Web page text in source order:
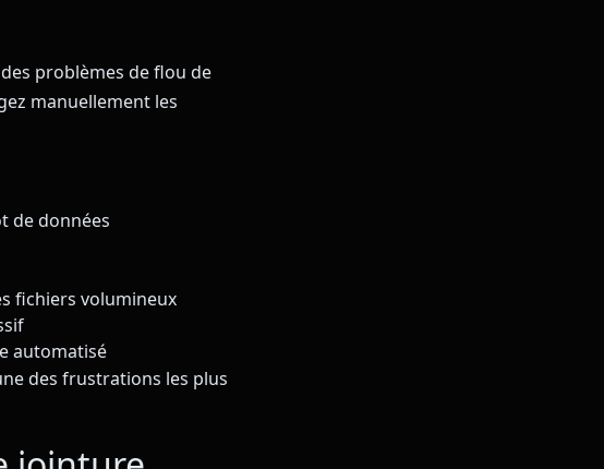
problèmes de flou de
manuellement les
de données
fichiers volumineux
automatisé
des frustrations les plus